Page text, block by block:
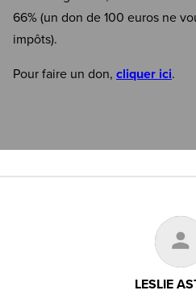
66% (un don de 100 euros ne
impôts).
Pour faire un don, cliquer ici.
LESLIE